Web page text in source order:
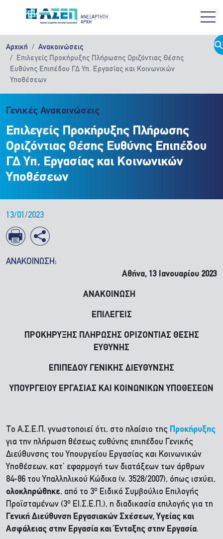
Αρχική
Ανακοινώσεις
Επιλεγείς Προκήρυξης Πλήρωσης Οριζόντιας Θέσης
Ευθύνης Επιπέδου ΓΔ Υπ. Εργασίας και Κοινωνικών
Υποθέσεων
Γενικές Ανακοινώσεις
Επιλεγείς Προκήρυξης Πλήρωσης
Οριζόντιας Θέσης Ευθύνης Επιπέδου
ΓΔ Υπ. Εργασίας και Κοινωνικών
Υποθέσεων
13/01/2023
ΑΝΑΚΟΙΝΩΣΗ:
Αθήνα, 13 Ιανουαρίου 2023
ΑΝΑΚΟΙΝΩΣΗ
ΕΠΙΛΕΓEIΣ
ΠΡΟΚΗΡΥΞΗΣ ΠΛΗΡΩΣΗΣ ΟΡΙΖΟΝΤΙΑΣ ΘΕΣΗΣ
ΕΥΘΥΝΗΣ
ΕΠΙΠΕΔΟΥ ΓΕΝΙΚΗΣ ΔΙΕΥΘΥΝΣΗΣ
ΥΠΟΥΡΓΕΙΟΥ ΕΡΓΑΣΙΑΣ ΚΑΙ ΚΟΙΝΩΝΙΚΩΝ ΥΠΟΘΕΣΕΩΝ
Το Α.Σ.Ε.Π. γνωστοποιεί ότι, στο πλαίσιο της Προκήρυξης
για την πλήρωση θέσεως ευθύνης επιπέδου Γενικής
Διεύθυνσης του Υπουργείου Εργασίας και Κοινωνικών
Υποθέσεων, κατ’ εφαρμογή των διατάξεων των άρθρων
84-86 του Υπαλληλικού Κώδικα (ν. 3528/2007), όπως ισχύει,
ολοκληρώθηκε, από το 3ο Ειδικό Συμβούλιο Επιλογής
Προϊσταμένων (3ο ΕΙ.Σ.Ε.Π.), η διαδικασία επιλογής για τη
Γενική Διεύθυνση Εργασιακών Σχέσεων, Υγείας και
Ασφάλειας στην Εργασία και Ένταξης στην Εργασία.